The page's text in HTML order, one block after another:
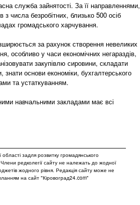
служба зайнятості. За її направленнями,
з числа безробітних, близько 500 осіб
громадського харчування.
за рахунок створення невеликих
особливо у часи економічних негараздів,
закупівлю сировини, складати
основи економіки, бухгалтерського
та устаткуванням.
навчальними закладами має всі
задля розвитку громадянського
редколегії сайту не належать до жодної
жодного рівня. Редакція сайту може не
на сайт "Кіровоград24.com"